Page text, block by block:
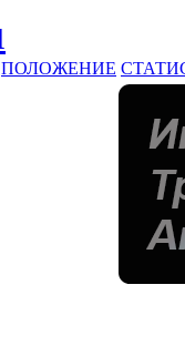
ПОЛОЖЕНИЕ